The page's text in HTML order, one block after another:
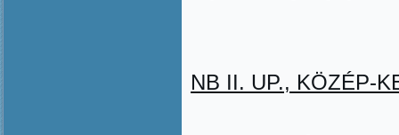
NB II. UP., KÖZÉP-